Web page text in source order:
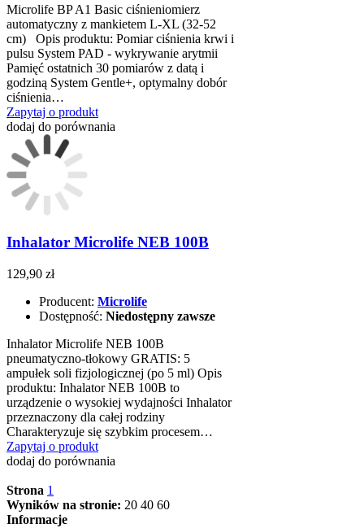
Microlife BP A1 Basic ciśnieniomierz
automatyczny z mankietem L-XL (32-52
cm) Opis produktu: Pomiar ciśnienia krwi i
pulsu System PAD - wykrywanie arytmii
Pamięć ostatnich 30 pomiarów z datą i
godziną System Gentle+, optymalny dobór
ciśnienia…
Zapytaj o produkt
dodaj do porównania
Inhalator Microlife NEB 100B
129,90 zł
Producent: Microlife
Dostępność: Niedostępny zawsze
Inhalator Microlife NEB 100B
pneumatyczno-tłokowy GRATIS: 5
ampułek soli fizjologicznej (po 5 ml) Opis
produktu: Inhalator NEB 100B to
urządzenie o wysokiej wydajności Inhalator
przeznaczony dla całej rodziny
Charakteryzuje się szybkim procesem…
Zapytaj o produkt
dodaj do porównania
Strona 1
Wyników na stronie: 20 40 60
Informacje